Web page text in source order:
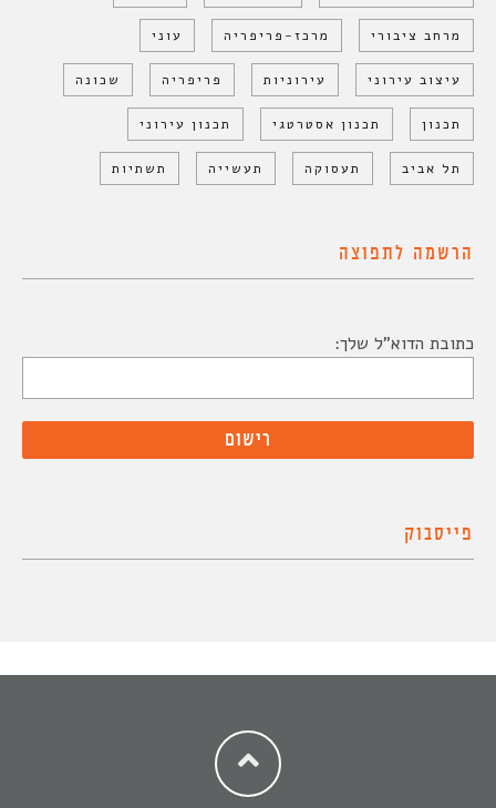
מרחב ציבורי מרכז-פריפריה עוני
עיצוב עירוני עירוניות פריפריה שכונה
תכנון תכנון אסטרטגי תכנון עירוני
תל אביב תעסוקה תעשייה תשתיות
הרשמה לתפוצה
כתובת הדוא"ל שלך:
פייסבוק